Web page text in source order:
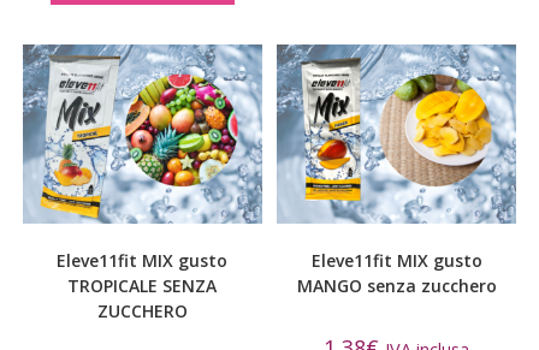
Eleve11fit MIX gusto
TROPICALE SENZA
ZUCCHERO
Eleve11fit MIX gusto
MANGO senza zucchero